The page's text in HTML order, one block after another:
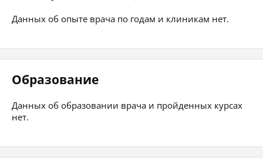
Данных об опыте врача по годам и клиникам нет.
Образование
Данных об образовании врача и пройденных курсах
нет.